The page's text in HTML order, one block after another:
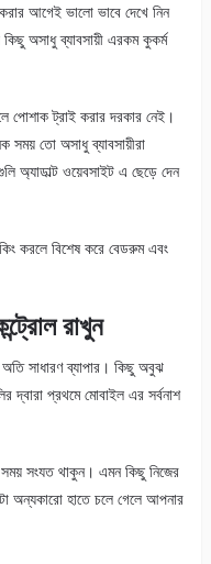
আগেই ভালো ভাবে দেখে নিন
অসাধু ব্যাবসায়ী এরকম কুকর্ম
পোশাক ট্রাই করার দরকার নেই।
সময় তো অসাধু ব্যাবসায়ীরা
অ্যাডাল্ট ওয়েবসাইট এ ছেড়ে দেন
করলে বিশেষ করে বেডরুম এবং
রাখুন
সাধারণ ব্যাপার। কিছু অবুঝ
দ্বারা প্রথমে মোবাইল এর সর্বনাশ
সংযত থাকুন। এমন কিছু নিজের
অন্যকারো হাতে চলে গেলে আপনার